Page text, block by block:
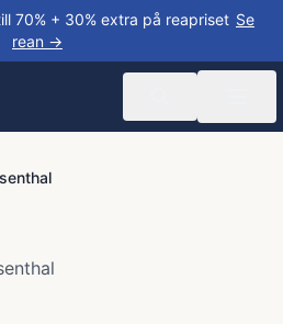
70% + 30% extra på reapriset Se
rean →